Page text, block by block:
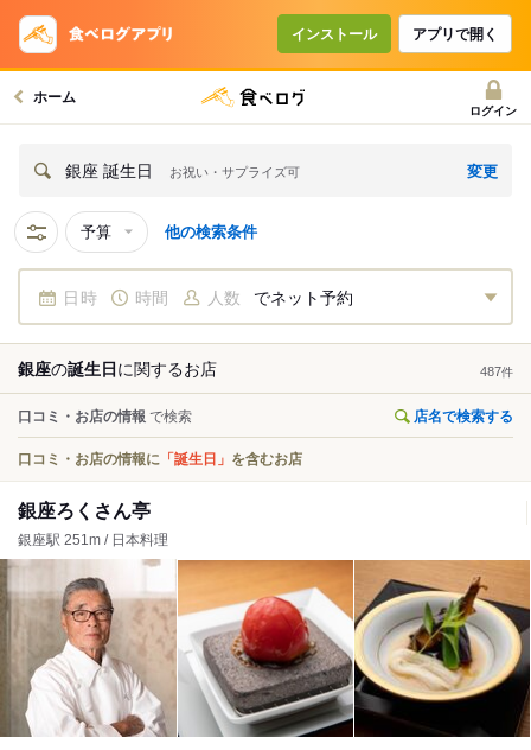
インストール アプリで開く
ホーム
ログイン
銀座 誕生日 お祝い・サプライズ可 変更
予算 他の検索条件
日時 時間 人数 でネット予約
銀座の誕生日 に関するお店 487件
口コミ・お店の情報 で検索 店名で検索する
口コミ・お店の情報に 「誕生日」 を含むお店
銀座ろくさん亭
銀座駅 251m / 日本料理